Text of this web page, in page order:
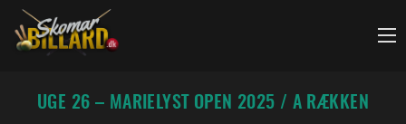
Fortsæt
indhold
UGE 26 – MARIELYST OPEN 2025 / A RÆKKEN